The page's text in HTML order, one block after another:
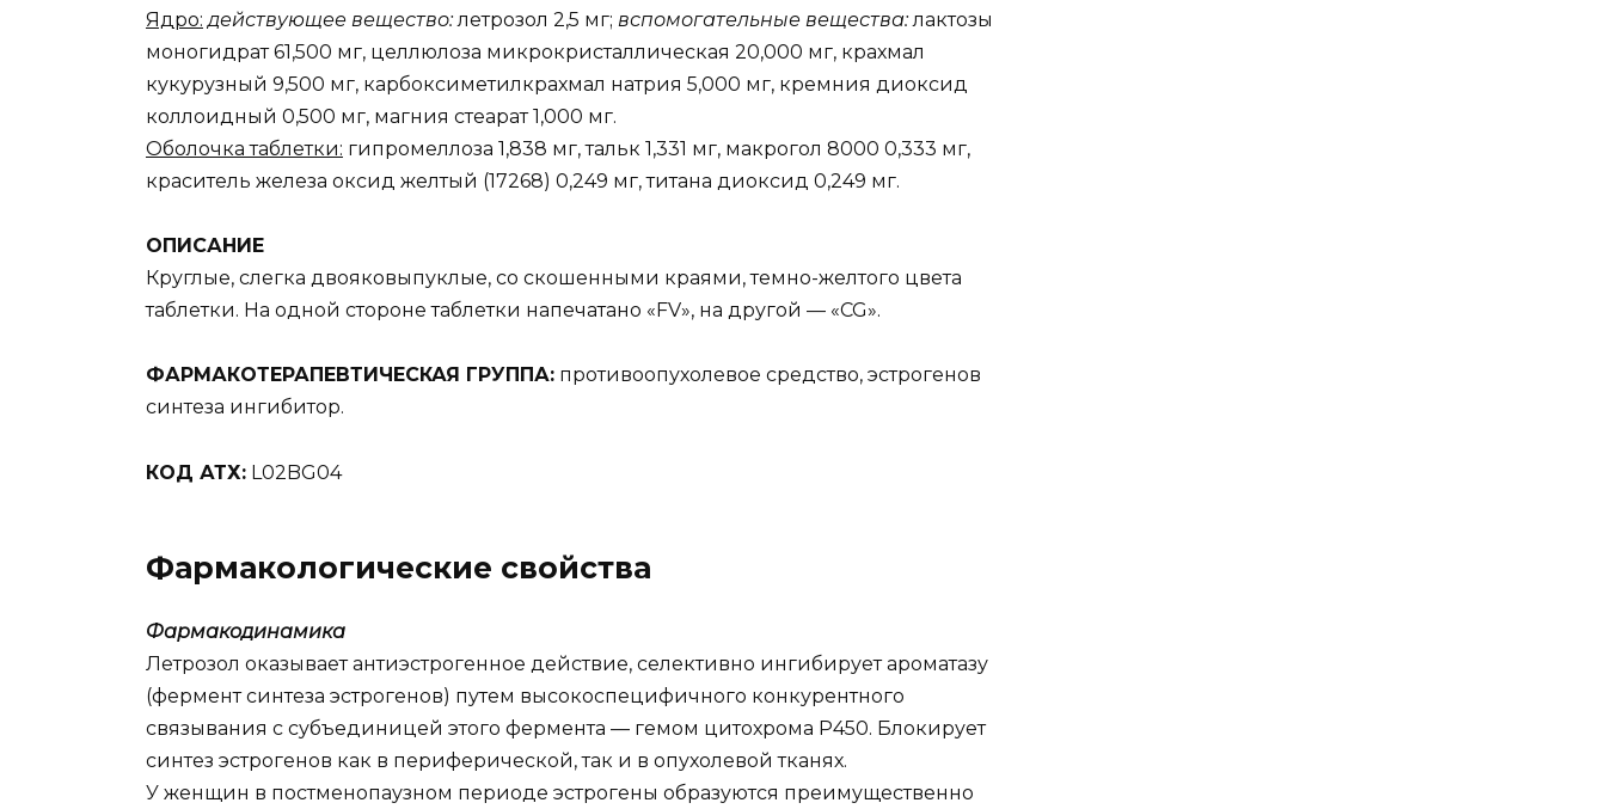
Ядро: действующее вещество:летрозол 2,5 мг; вспомогательные вещества:лактозы
моногидрат 61,500 мг, целлюлоза микрокристаллическая 20,000 мг, крахмал
кукурузный 9,500 мг, карбоксиметилкрахмал натрия 5,000 мг, кремния диоксид
коллоидный 0,500 мг, магния стеарат 1,000 мг.
Оболочка таблетки: гипромеллоза 1,838 мг, тальк 1,331 мг, макрогол 8000 0,333 мг,
краситель железа оксид желтый (17268) 0,249 мг, титана диоксид 0,249 мг.
ОПИСАНИЕ
Круглые, слегка двояковыпуклые, со скошенными краями, темно-желтого цвета
таблетки. На одной стороне таблетки напечатано «FV», на другой — «CG».
ФАРМАКОТЕРАПЕВТИЧЕСКАЯ ГРУППА: противоопухолевое средство, эстрогенов
синтеза ингибитор.
КОД АТХ: L02BG04
Фармакологические свойства
Фармакодинамика
Летрозол оказывает антиэстрогенное действие, селективно ингибирует ароматазу
(фермент синтеза эстрогенов) путем высокоспецифичного конкурентного
связывания с субъединицей этого фермента — гемом цитохрома Р450. Блокирует
синтез эстрогенов как в периферической, так и в опухолевой тканях.
У женщин в постменопаузном периоде эстрогены образуются преимущественно